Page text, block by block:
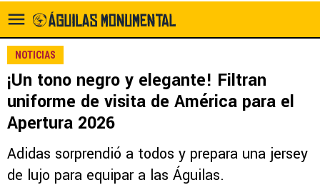
NOTICIAS
¡Un tono negro y elegante! Filtran
uniforme de visita de América para el
Apertura 2026
Adidas sorprendió a todos y prepara una jersey
de lujo para equipar a las Águilas.